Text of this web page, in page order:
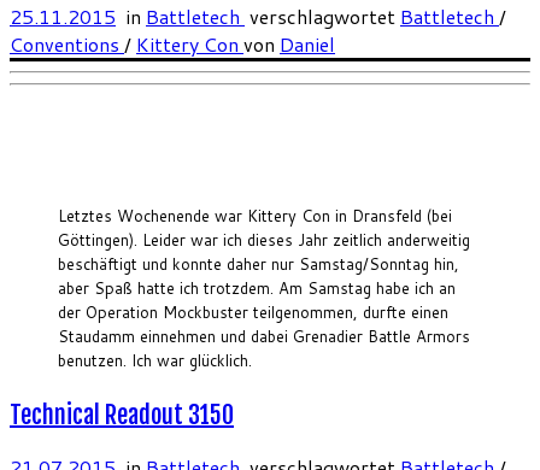
Letztes Wochenende war Kittery Con in Dransfeld (bei
Göttingen). Leider war ich dieses Jahr zeitlich anderweitig
beschäftigt und konnte daher nur Samstag/Sonntag hin,
aber Spaß hatte ich trotzdem. Am Samstag habe ich an
der Operation Mockbuster teilgenommen, durfte einen
Staudamm einnehmen und dabei Grenadier Battle Armors
benutzen. Ich war glücklich.
25.11.2015 in Battletech verschlagwortet Battletech /
Conventions / Kittery Con von Daniel
Technical Readout 3150